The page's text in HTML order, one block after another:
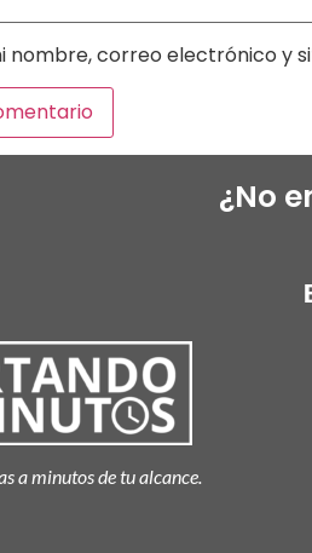
nombre, correo electrónico y
¿No
a minutos de tu alcance.